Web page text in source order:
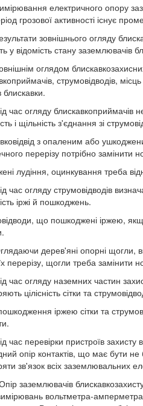
електричного опору
грозової активності існує
зовнішнього огляду
у відомість стану заземлювачів
оглядом
струмовідводів,
блискавки.
час огляду блискавкоприймачів
і щільність з'єднання зі
з опаленим або
перерізу потрібно замінити
лудіння, оцинкування треба
час огляду струмовідводів
іржі й пошкоджень.
що пошкоджені іржею,
дерев'яні опорні щогли,
перерізу, щогли треба замінити
час огляду наземних частин
цілісність сітки та
іржею сітки та
час перевірки пристроїв захисту
опір контактів, що має бути
зв'язок всіх заземлювальних
заземлювачів
вольтметра-амперметра